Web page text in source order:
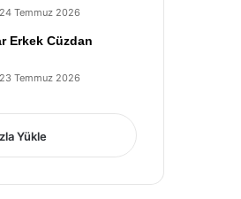
24 Temmuz 2026
Erkek Cüzdan
23 Temmuz 2026
Yükle